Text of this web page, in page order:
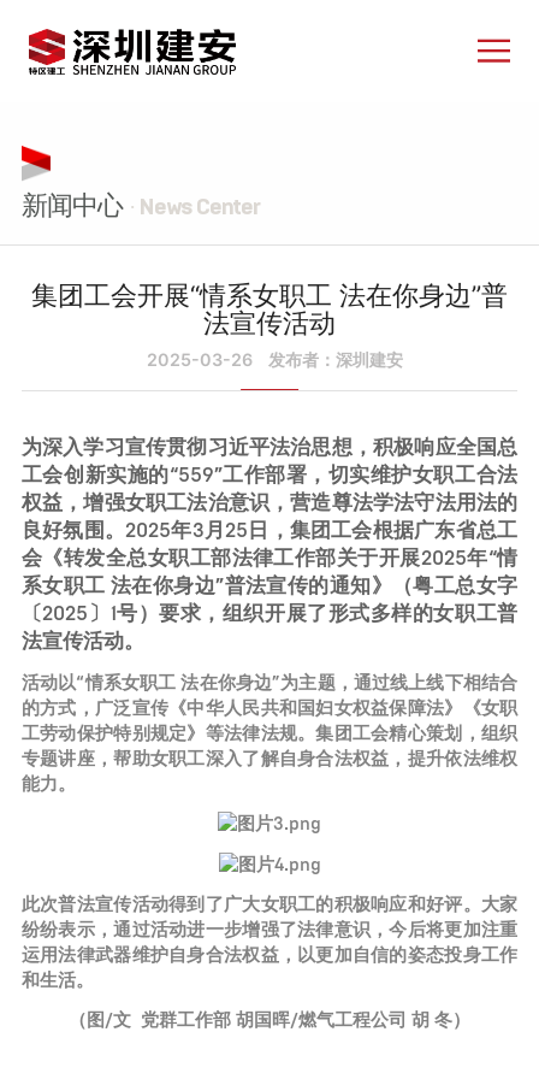
新闻中心 · News Center
集团工会开展“情系女职工 法在你身边”普
法宣传活动
2025-03-26 发布者：深圳建安
为深入学习宣传贯彻习近平法治思想，积极响应全国总
工会创新实施的“559”工作部署，切实维护女职工合法
权益，增强女职工法治意识，营造尊法学法守法用法的
良好氛围。2025年3月25日，集团工会根据广东省总工
会《转发全总女职工部法律工作部关于开展2025年“情
系女职工 法在你身边”普法宣传的通知》（粤工总女字
〔2025〕1号）要求，组织开展了形式多样的女职工普
法宣传活动。
活动以“情系女职工 法在你身边”为主题，通过线上线下相结合
的方式，广泛宣传《中华人民共和国妇女权益保障法》《女职
工劳动保护特别规定》等法律法规。集团工会精心策划，组织
专题讲座，帮助女职工深入了解自身合法权益，提升依法维权
能力。
此次普法宣传活动得到了广大女职工的积极响应和好评。大家
纷纷表示，通过活动进一步增强了法律意识，今后将更加注重
运用法律武器维护自身合法权益，以更加自信的姿态投身工作
和生活。
（图/文 党群工作部 胡国晖/燃气工程公司 胡 冬）